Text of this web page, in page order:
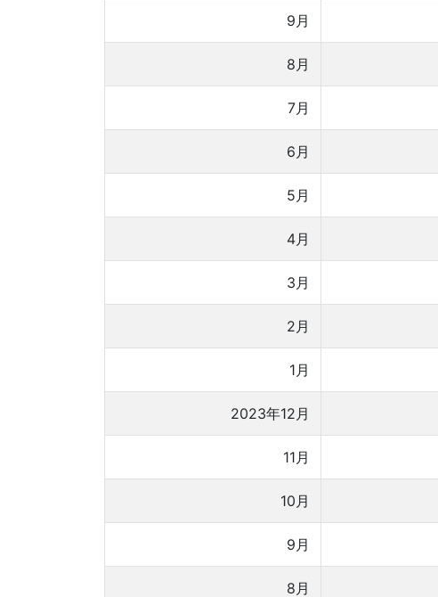
9月
8月
7月
6月
5月
4月
3月
2月
1月
2023年12月
11月
10月
9月
8月